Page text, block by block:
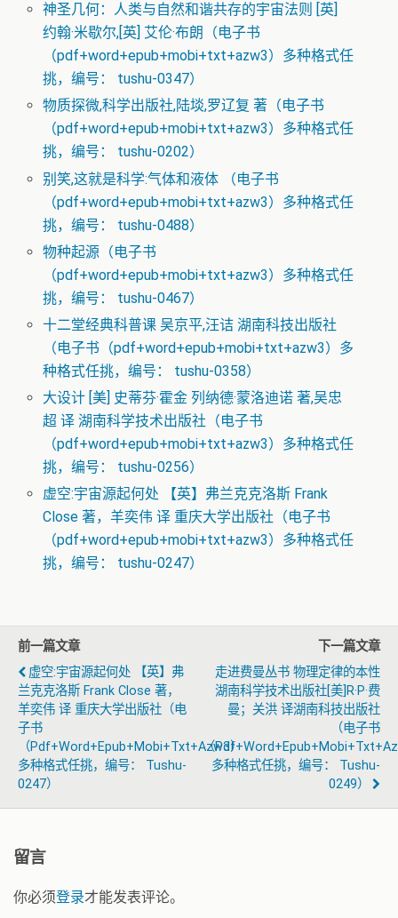
神圣几何：人类与自然和谐共存的宇宙法则 [英]
约翰·米歇尔,[英] 艾伦·布朗（电子书
（pdf+word+epub+mobi+txt+azw3）多种格式任
挑，编号： tushu-0347）
物质探微,科学出版社,陆埮,罗辽复 著（电子书
（pdf+word+epub+mobi+txt+azw3）多种格式任
挑，编号： tushu-0202）
别笑,这就是科学:气体和液体 （电子书
（pdf+word+epub+mobi+txt+azw3）多种格式任
挑，编号： tushu-0488）
物种起源（电子书
（pdf+word+epub+mobi+txt+azw3）多种格式任
挑，编号： tushu-0467）
十二堂经典科普课 吴京平,汪诘 湖南科技出版社
（电子书（pdf+word+epub+mobi+txt+azw3）多
种格式任挑，编号： tushu-0358）
大设计 [美] 史蒂芬·霍金 列纳德·蒙洛迪诺 著,吴忠
超 译 湖南科学技术出版社（电子书
（pdf+word+epub+mobi+txt+azw3）多种格式任
挑，编号： tushu-0256）
虚空:宇宙源起何处 【英】弗兰克克洛斯 Frank
Close 著，羊奕伟 译 重庆大学出版社（电子书
（pdf+word+epub+mobi+txt+azw3）多种格式任
挑，编号： tushu-0247）
前一篇文章
虚空:宇宙源起何处 【英】弗
兰克克洛斯 Frank Close 著，
羊奕伟 译 重庆大学出版社（电
子书
（pdf+word+epub+mobi+txt+azw3）
多种格式任挑，编号： Tushu-
0247）
下一篇文章
走进费曼丛书 物理定律的本性
湖南科学技术出版社[美]R·P·费
曼；关洪 译湖南科技出版社
（电子书
（
多种格式任挑，编号： Tushu-
0249）
留言
你必须登录才能发表评论。